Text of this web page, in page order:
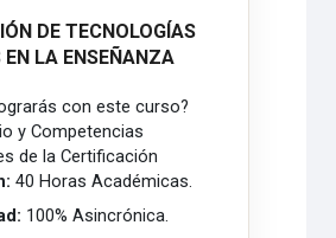
DE TECNOLOGÍAS
EN LA ENSEÑANZA
con este curso?
y Competencias
de la Certificación
40 Horas Académicas.
100% Asincrónica.